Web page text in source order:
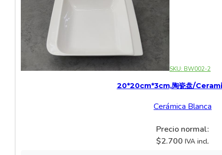
SKU: BW002-2
20*20cm*3cm,陶瓷盘/
Cerámica Blanca
Precio normal:
$2.700 IVA incl.